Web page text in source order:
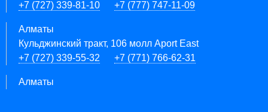
+7 (727) 339-81-10
+7 (777) 747-11-09
Алматы
Кульджинский тракт, 106 молл Aport East
+7 (727) 339-55-32
+7 (771) 766-62-31
Алматы